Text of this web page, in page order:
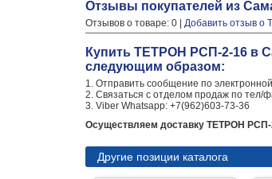
Отзывы покупателей из
Отзывов о товаре: 0 | Добавить отзыв
Купить ТЕТРОН РСП-2-16 в
следующим образом:
1. Отправить сообщение по
2. Связаться с отделом продаж по тел/
3. Viber Whatsapp: +7(962)603-73-36
Осуществляем доставку ТЕТРОН РСП-
Другие позиции каталога